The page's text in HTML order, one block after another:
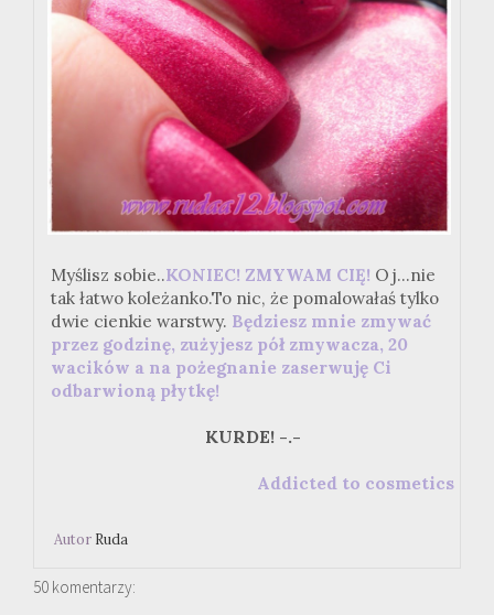
Myślisz sobie..KONIEC! ZMYWAM CIĘ! Oj...nie
tak łatwo koleżanko.To nic, że pomalowałaś tylko
dwie cienkie warstwy. Będziesz mnie zmywać
przez godzinę, zużyjesz pół zmywacza, 20
wacików a na pożegnanie zaserwuję Ci
odbarwioną płytkę!
KURDE! -.-
Addicted to cosmetics
Autor Ruda
50 komentarzy: